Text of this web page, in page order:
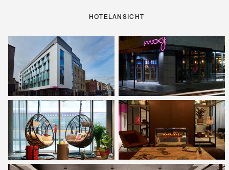
HOTELANSICHT